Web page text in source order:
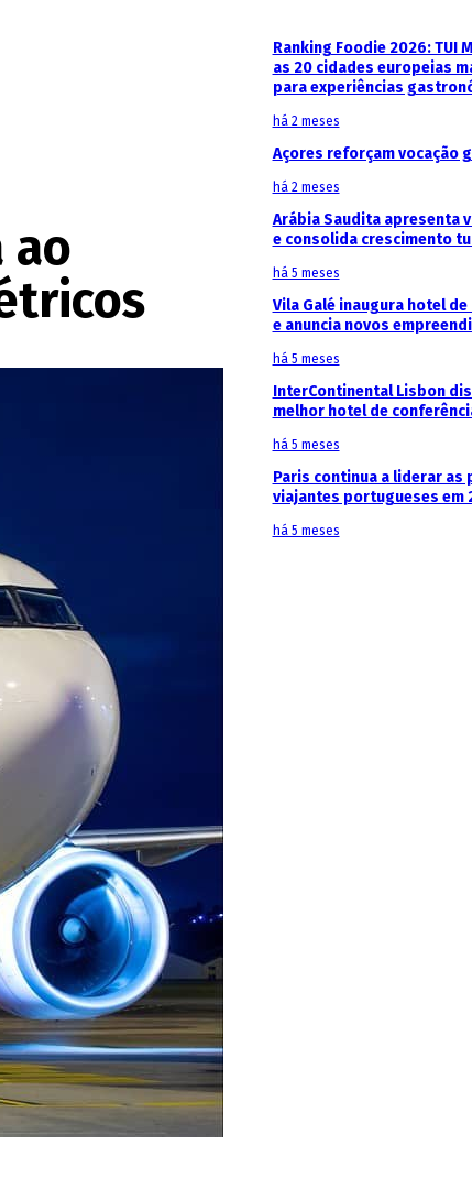
ao
Ranking Foodie 2026: TUI
as 20 cidades europeias
para experiências
há 2 meses
Açores reforçam vocação
há 2 meses
Arábia Saudita apresenta
e consolida crescimento
há 5 meses
Vila Galé inaugura hotel de
e anuncia novos
há 5 meses
InterContinental Lisbon
melhor hotel de
há 5 meses
Paris continua a liderar as
viajantes portugueses em
há 5 meses